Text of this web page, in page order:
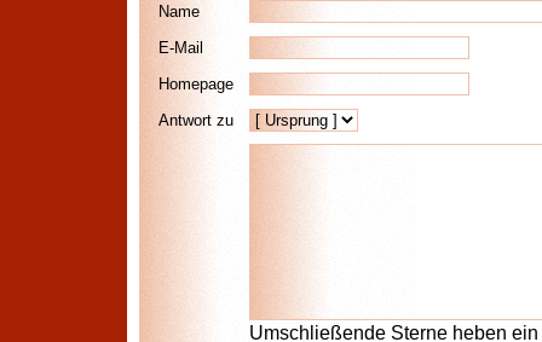
Name
E-Mail
Homepage
Antwort zu
Umschließende Sterne heben ein